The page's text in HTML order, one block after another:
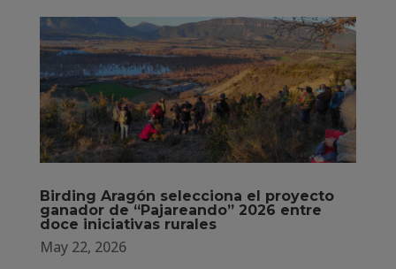
Birding Aragón selecciona el proyecto
ganador de “Pajareando” 2026 entre
doce iniciativas rurales
May 22, 2026